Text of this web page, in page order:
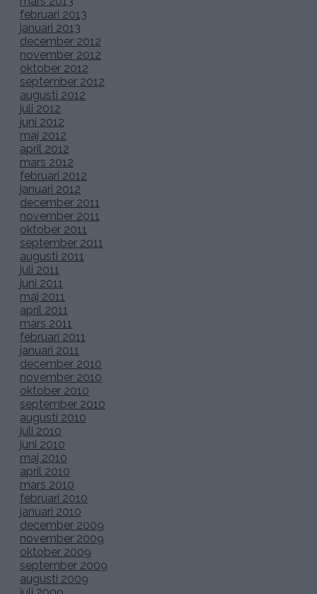
februari 2013
januari 2013
december 2012
november 2012
oktober 2012
september 2012
augusti 2012
juli 2012
juni 2012
maj 2012
april 2012
mars 2012
februari 2012
januari 2012
december 2011
november 2011
oktober 2011
september 2011
augusti 2011
juli 2011
juni 2011
maj 2011
april 2011
mars 2011
februari 2011
januari 2011
december 2010
november 2010
oktober 2010
september 2010
augusti 2010
juli 2010
juni 2010
maj 2010
april 2010
mars 2010
februari 2010
januari 2010
december 2009
november 2009
oktober 2009
september 2009
augusti 2009